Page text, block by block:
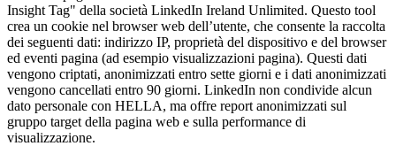
Insight Tag" della società LinkedIn Ireland Unlimited. Questo tool
crea un cookie nel browser web dell’utente, che consente la raccolta
dei seguenti dati: indirizzo IP, proprietà del dispositivo e del browser
ed eventi pagina (ad esempio visualizzazioni pagina). Questi dati
vengono criptati, anonimizzati entro sette giorni e i dati anonimizzati
vengono cancellati entro 90 giorni. LinkedIn non condivide alcun
dato personale con HELLA, ma offre report anonimizzati sul
gruppo target della pagina web e sulla performance di
visualizzazione.